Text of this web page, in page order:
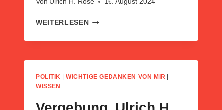
Von Ulrich H. Rose 16. August 2024
WEITERLESENICH
RESILIENT.
BEISPIEL
ROSE
POLITIK WICHTIGE GEDANKEN VON MIR
WISSEN